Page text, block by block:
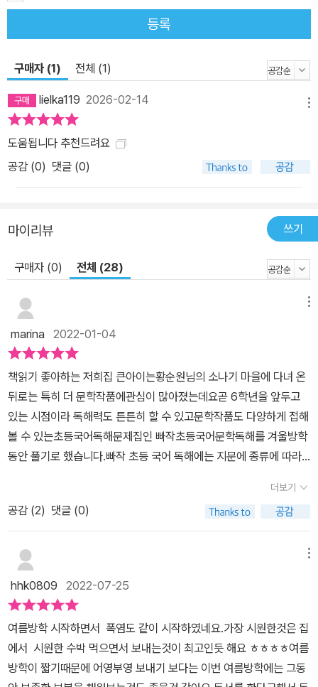
등록
구매자 (1) 전체 (1)
lielka119 2026-02-14
도움됩니다 추천드려요
공감 (0) 댓글 (0)
마이리뷰 쓰기
구매자 (0) 전체 (28)
marina 2022-01-04
책읽기 좋아하는 저희집 큰아이는황순원님의 소나기 마을에 다녀 온
뒤로는 특히 더 문학작품에관심이 많아졌는데요곧 6학년을 앞두고
있는 시점이라 독해력도 튼튼히 할 수 있고문학작품도 다양하게 접해
볼 수 있는초등국어독해문제집인 빠작초등국어문학독해를 겨울방학
동안 풀기로 했습니다.빠작 초등 국어 독해에는 지문에 종류에 따라
요즘 문학작품에 푹 빠져있는 만큼 저희는 빠작 초등 국어 문학 독해
를 먼저~빠작 지문은 문학작품중에도 세가지로 각 단원이 나뉘어 지
는데요소설, 시, 수필&극요즘 한동안 스텔라가 읽던 동백꽃도 보이고
소설안에서도 흥부전 같은 고전도 있는데 문학작품의 전체 내용이 다
수록되어있어서지문을 읽는 재미도 있고 또 독해실력을 향상시키는
뿌듯함도 있는 초등국어독해문제집이랍니다.문학작품을 찬찬히 읽고
감상하고나면먼저 지문독해를 한 후에 풀 수 있는 문제들로 1단계 공
부를 하고이어서 지문분석 문제로 문학작품에 조금 더 깊게 공부를
하면서등장인물의 배경과 상황 그리고 심리들에 대해디테일하게 알
아갈 수 있답니다.독해력도 향상시키고 문학작품 자체에 대해서도 조
더보기
공감 (2) 댓글 (0)
hhk0809 2022-07-25
여름방학 시작하면서 폭염도 같이 시작하였네요.​가장 시원한것은 집
에서 시원한 수박 먹으면서 보내는것이 최고인듯 해요 ㅎㅎㅎㅎ​여름
방학이 짧기때문에 어영부영 보내기 보다는 이번 여름방학에는 그동